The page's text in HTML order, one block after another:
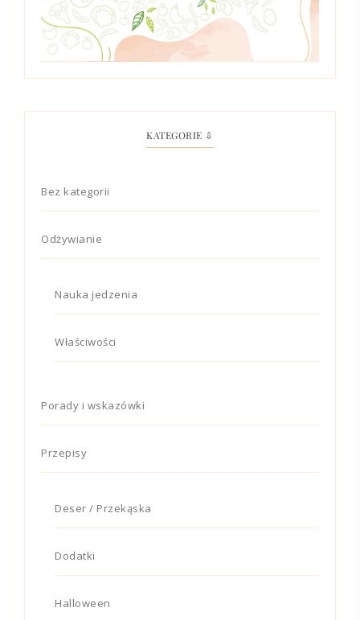
KATEGORIE ⇩
Bez kategorii
Odżywianie
Nauka jedzenia
Właściwości
Porady i wskazówki
Przepisy
Deser / Przekąska
Dodatki
Halloween